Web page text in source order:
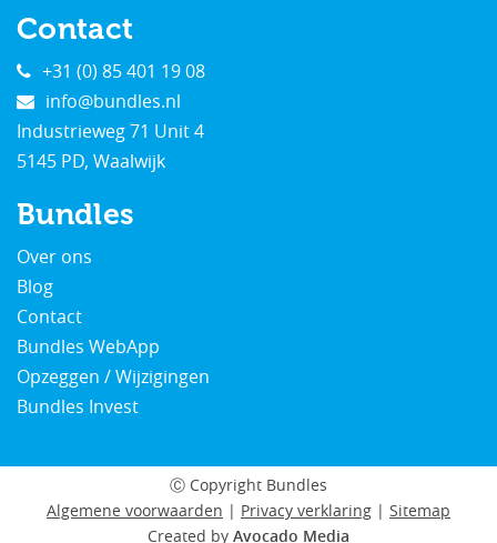
Contact
+31 (0) 85 401 19 08
info@bundles.nl
Industrieweg 71 Unit 4
5145 PD, Waalwijk
Bundles
Over ons
Blog
Contact
Bundles WebApp
Opzeggen / Wijzigingen
Bundles Invest
Ⓒ Copyright Bundles
Algemene voorwaarden | Privacy verklaring | Sitemap
Created by Avocado Media